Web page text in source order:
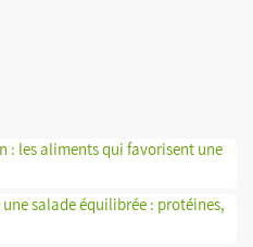
: les aliments qui favorisent une
salade équilibrée : protéines,